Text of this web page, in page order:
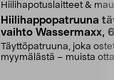
Hiilihapotuslaitteet &
Hiilihappopatruuna
vaihto Wassermaxx,
Täyttöpatruuna, joka
myymälästä – muista